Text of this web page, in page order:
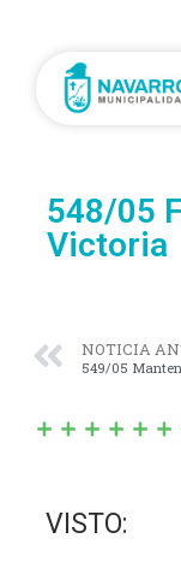
548/05
Victoria
NOTICIA
VISTO: